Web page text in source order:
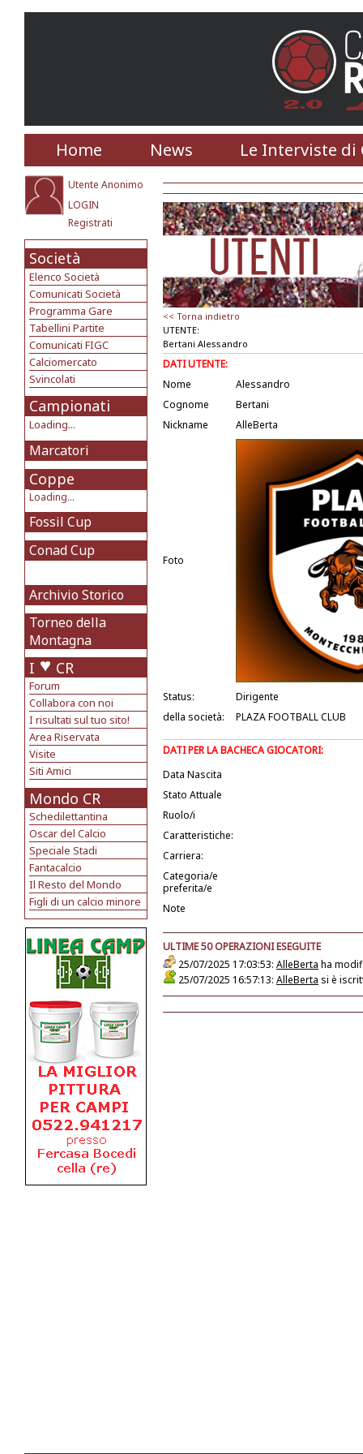
Home News Le Interviste di
Utente Anonimo
LOGIN
Registrati
Società
Elenco Società
Comunicati Società
Programma Gare
Tabellini Partite
Comunicati FIGC
Calciomercato
Svincolati
Campionati
Loading...
Marcatori
Coppe
Loading...
Fossil Cup
Conad Cup
Archivio Storico
Torneo della
Montagna
I CR
Forum
Collabora con noi
I risultati sul tuo sito!
Area Riservata
Visite
Siti Amici
Mondo CR
Schedilettantina
Oscar del Calcio
Speciale Stadi
Fantacalcio
Il Resto del Mondo
Figli di un calcio minore
<< Torna indietro
UTENTE:
Bertani Alessandro
DATI UTENTE:
Nome
Alessandro
Cognome
Bertani
Nickname
AlleBerta
Foto
Status:
Dirigente
della società:
PLAZA FOOTBALL CLUB
DATI PER LA BACHECA GIOCATORI:
Data Nascita
Stato Attuale
Ruolo/i
Caratteristiche:
Carriera:
Categoria/e
preferita/e
Note
ULTIME 50 OPERAZIONI ESEGUITE
25/07/2025 17:03:53: AlleBerta ha
25/07/2025 16:57:13: AlleBerta si è